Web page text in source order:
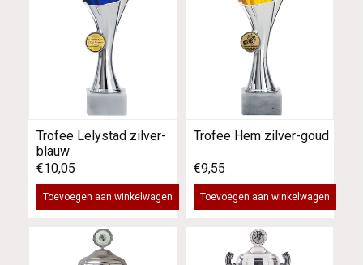
Trofee Lelystad zilver-
blauw
€10,05
Toevoegen aan winkelwagen
Trofee Hem zilver-goud
€9,55
Toevoegen aan winkelwagen